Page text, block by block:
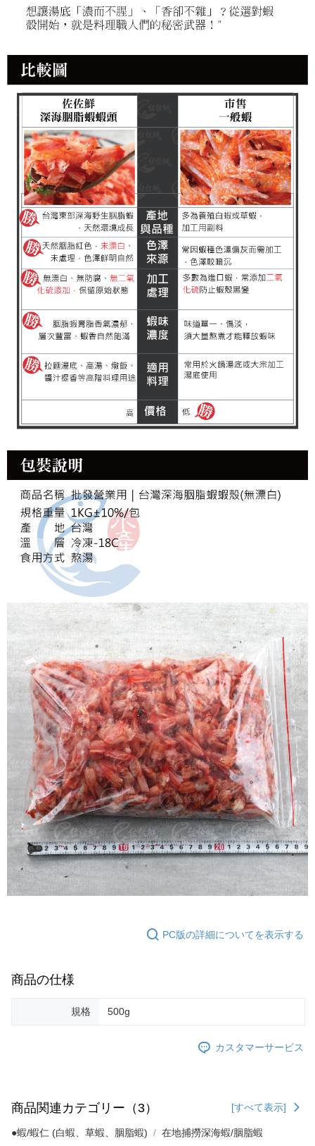
PC版の詳細についてを表示する
商品の仕様
規格 500g
カスタマーサービス
商品関連カテゴリー（3） [すべて表示]
●蝦/蝦仁 (白蝦、草蝦、胭脂蝦) 在地捕撈深海蝦/胭脂蝦